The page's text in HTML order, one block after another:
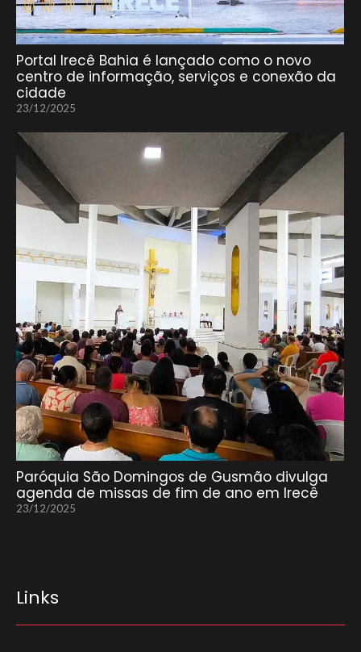
Portal Irecê Bahia é lançado como o novo
centro de informação, serviços e conexão da
cidade
23/12/2025
Paróquia São Domingos de Gusmão divulga
agenda de missas de fim de ano em Irecê
23/12/2025
Links